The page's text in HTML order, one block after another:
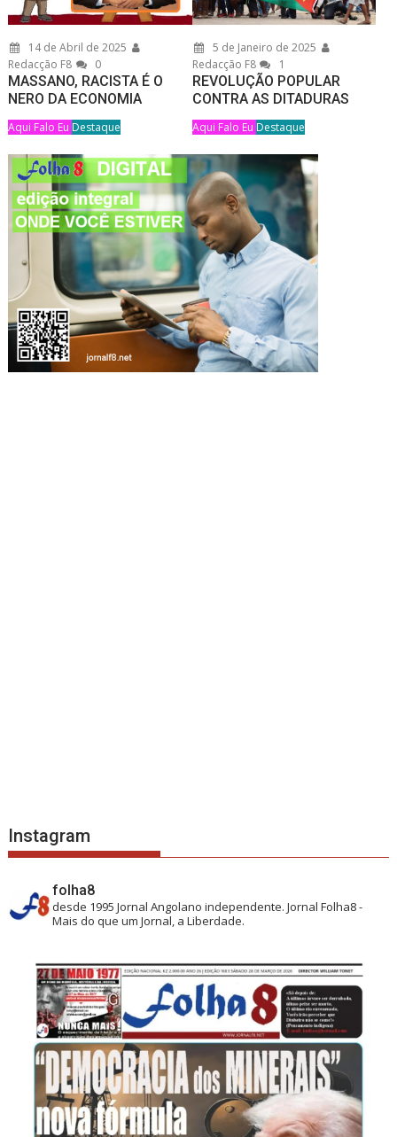
14 de Abril de 2025
Redacção F8
0
MASSANO, RACISTA É O
NERO DA ECONOMIA
Aqui Falo Eu Destaque
5 de Janeiro de 2025
Redacção F8
1
REVOLUÇÃO POPULAR
CONTRA AS DITADURAS
Aqui Falo Eu Destaque
Instagram
folha8
desde 1995 Jornal Angolano independente.Jornal Folha8 -
Mais do que um Jornal, a Liberdade.